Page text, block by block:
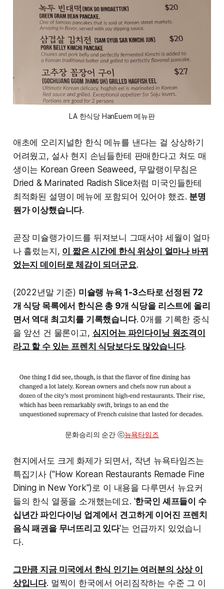
LA 한식당 HanEuem 메뉴판
애초에 오리지널한 한식 메뉴를 낸다는 걸 상상하기
어려웠고, 설사 현지 손님들한테 판매한다고 쳐도 매
생이는 Korean Green Seaweed, 무말랭이무침은
Dried & Marinated Radish Slice처럼 미국인들한테
최적화된 설명이 메뉴에 포함되어 있어야 했죠. 분명
뭔가 이상했습니다.
곧장 미슐랭가이드를 뒤져보니 그때서야 세월이 얼마
나 흘렀는지, 이 짧은 시간에 한식 위상이 얼마나 바뀌
었는지 데이터로 체감이 되더군요.
(2022년말 기준) 미슐랭 뉴욕 1-3스타로 선정된 72
개 식당 목록에서 한식은 총 9개 식당을 리스트에 올리
면서 역대 최고치를 기록했습니다. 0개를 기록한 중식
을 앞선 건 물론이고, 심지어는 파인다이닝 원조격이
라고 할 수 있는 프렌치 식당보다도 많았습니다.
문화승리의 순간 ⓒ뉴욕타임즈
현지에서도 크게 화제가 되면서, 작년 뉴욕타임즈는
특집기사 ("How Korean Restaurants Remade Fine
Dining in New York")로 이 내용을 다루면서 뉴요커
들의 한식 열풍을 소개했는데요. '한국인 셰프들이 수
십년간 파인다이닝 업계에서 견고하게 이어진 프렌치
음식 패권을 무너뜨리고 있다'는 언급까지 있었습니
다.
그만큼 지금 미국에서 한식 인기는 여러분의 상상 이
상입니다. 멀찍이 한국에서 어리짐작하는 수준 그 이